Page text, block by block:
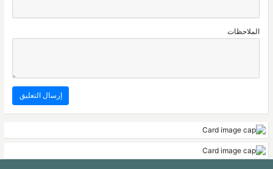
الملاحظات